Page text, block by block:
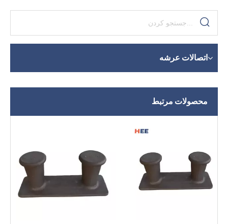
اتصالات عرشه
محصولات مرتبط